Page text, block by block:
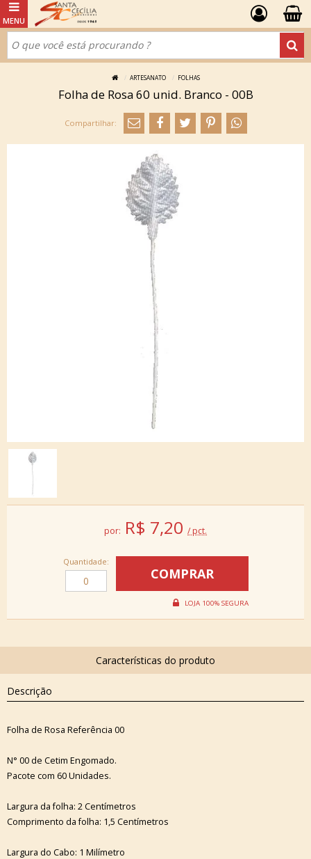
ARTESANATO FOLHAS
Folha de Rosa 60 unid. Branco - 00B
por: R$ 7,20 / pct.
Quantidade:
Descrição
Folha de Rosa Referência 00
N° 00 de Cetim Engomado.
Pacote com 60 Unidades.
Largura da folha: 2 Centímetros
Comprimento da folha: 1,5 Centímetros
Largura do Cabo: 1 Milímetro